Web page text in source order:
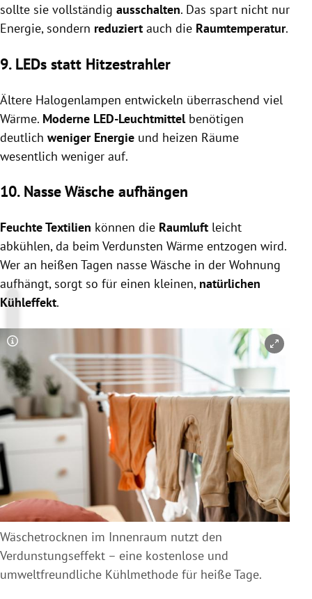
sollte sie vollständig ausschalten. Das spart nicht nur
Energie, sondern reduziert auch die Raumtemperatur.
9. LEDs statt Hitzestrahler
Ältere Halogenlampen entwickeln überraschend viel
Wärme. Moderne LED-Leuchtmittelbenötigen
deutlich weniger Energie und heizen Räume
wesentlich weniger auf.
10. Nasse Wäsche aufhängen
Feuchte Textilien können die Raumluft leicht
abkühlen, da beim Verdunsten Wärme entzogen wird.
Wer an heißen Tagen nasse Wäsche in der Wohnung
aufhängt, sorgt so für einen kleinen, natürlichen
Kühleffekt.
Copyright-Hinweis öffnen/schließen
Wäschetrocknen im Innenraum nutzt den
Verdunstungseffekt – eine kostenlose und
umweltfreundliche Kühlmethode für heiße Tage.